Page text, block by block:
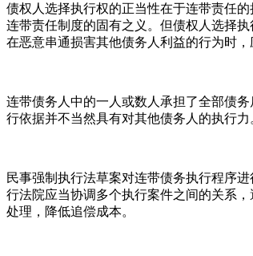
债权人选择执行权的正当性在于连带责任
连带责任制度的固有之义。但债权人选择
在恶意串通损害其他债务人利益的行为时
连带债务人中的一人或数人承担了全部债
行依据并不当然具有对其他债务人的执行
民事强制执行法草案对连带债务执行程序
行法院应当协调多个执行案件之间的关系
处理，降低追偿成本。